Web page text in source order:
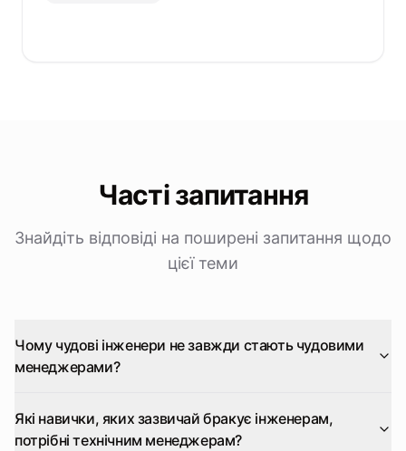
Часті запитання
Знайдіть відповіді на поширені запитання щодо
цієї теми
Чому чудові інженери не завжди стають чудовими
менеджерами?
Які навички, яких зазвичай бракує інженерам,
потрібні технічним менеджерам?